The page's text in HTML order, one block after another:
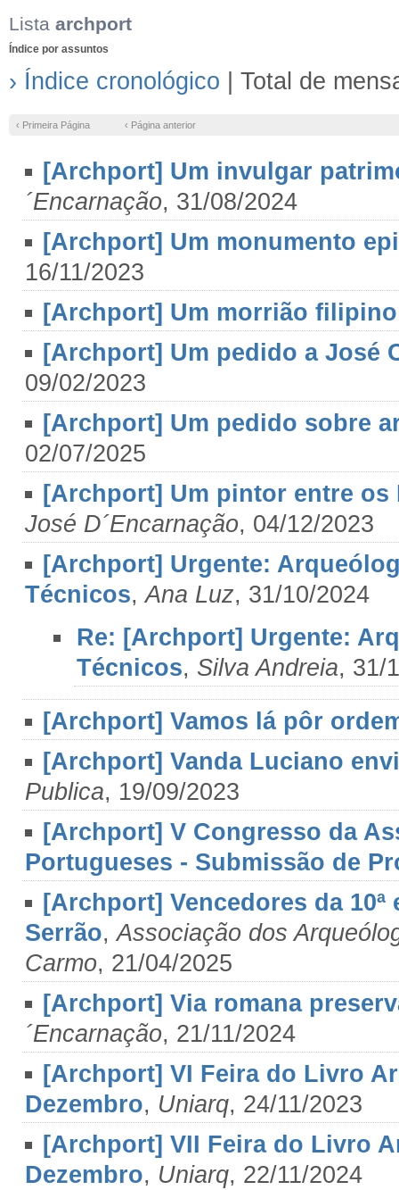
Lista archport
Índice por assuntos
› Índice cronológico | Total de
‹ Primeira Página ‹ Página anterior
[Archport] Um invulgar
´Encarnação, 31/08/2024
[Archport] Um monumento
16/11/2023
[Archport] Um morrião filipino
[Archport] Um pedido a José
09/02/2023
[Archport] Um pedido sobre
02/07/2025
[Archport] Um pintor entre os
José D´Encarnação, 04/12/2023
[Archport] Urgente:
Técnicos,Ana Luz, 31/10/2024
Re: [Archport] Urgente:
Técnicos, Silva Andreia, 31/
[Archport] Vamos lá pôr
[Archport] Vanda Luciano
Publica, 19/09/2023
[Archport] V Congresso da
Portugueses - Submissão de
[Archport] Vencedores da
Serrão,Associação dos
Carmo, 21/04/2025
[Archport] Via romana
´Encarnação, 21/11/2024
[Archport] VI Feira do Livro
Dezembro, Uniarq, 24/11/2023
[Archport] VII Feira do Livro
Dezembro, Uniarq, 22/11/2024